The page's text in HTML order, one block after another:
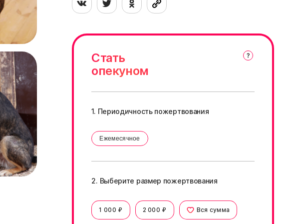
Стать
опекуном
1. Периодичность пожертвования
Ежемесячное
2. Выберите размер пожертвования
1 000 ₽ 2 000 ₽ Вся сумма